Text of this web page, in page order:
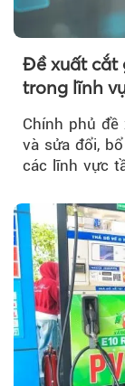
Đề xuất cắt
trong lĩnh
Chính phủ
và sửa đổi,
các lĩnh vực
thời đẩy
hành chính.